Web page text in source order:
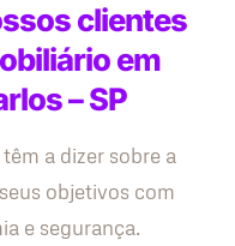
clientes
em
– SP
a dizer sobre a
objetivos com
e segurança.